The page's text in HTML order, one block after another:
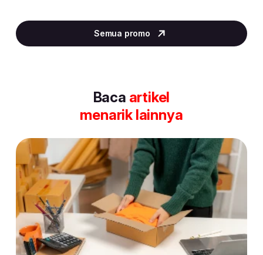
2
of
Semua promo
Baca artikel
menarik lainnya